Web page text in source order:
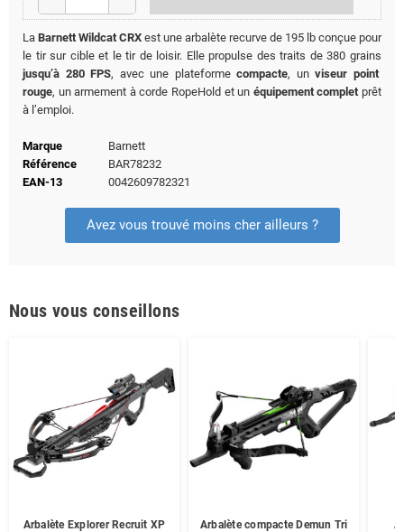
La Barnett Wildcat CRX est une arbalète recurve de 195 lb conçue pour
le tir sur cible et le tir de loisir. Elle propulse des traits de 380 grains
jusqu’à 280 FPS, avec une plateformecompacte, un viseur point
rouge, un armement à corde RopeHold et un équipement complet prêt
à l’emploi.
Marque
Barnett
Référence
BAR78232
EAN-13
0042609782321
Avez vous trouvé moins cher ailleurs ?
Nous vous conseillons
Arbalète Explorer Recruit XP
Arbalète compacte Demun Tri